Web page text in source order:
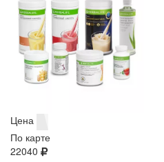
Цена
По карте
22040